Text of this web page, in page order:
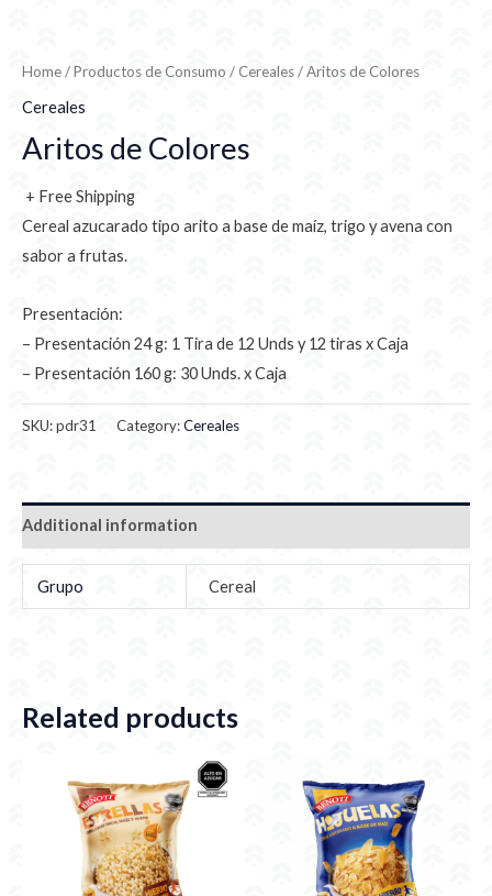
Home/Productos de Consumo / Cereales/ Aritos de Colores
Cereales
Aritos de Colores
+ Free Shipping
Cereal azucarado tipo arito a base de maíz, trigo y avena con
sabor a frutas.
Presentación:
– Presentación 24 g: 1 Tira de 12 Unds y 12 tiras x Caja
– Presentación 160 g: 30 Unds. x Caja
SKU:pdr31 Category:Cereales
Additional information
Grupo Cereal
Related products